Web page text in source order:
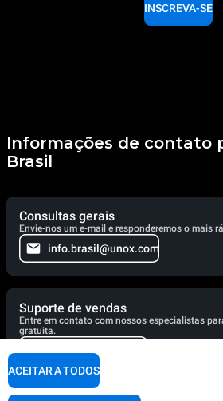
INSCREVA-SE
Informações de contato
Brasil
Consultas gerais
Envie-nos um e-mail e responderemos o mais
info.brasil@unox.com
Suporte de vendas
Entre em contato com nossos especialistas
gratuita.
+55 (11) 2386-6927
ACEITAR A TODOS